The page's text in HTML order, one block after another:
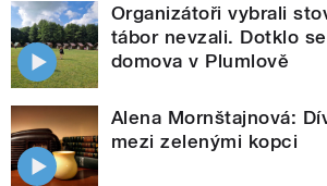
Organizátoři vybrali
tábor nevzali. Dotklo
domova v Plumlově
Alena Mornštajnová:
mezi zelenými kopci